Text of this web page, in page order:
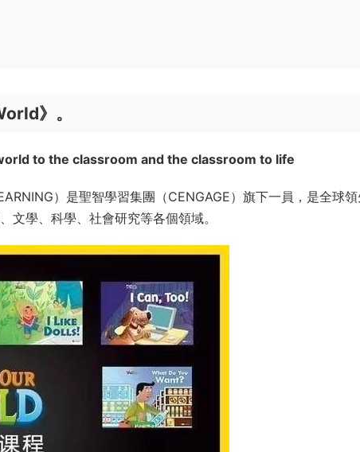
》。
to the classroom and the classroom to life
）是聖智學習集團（CENGAGE）旗下一員，是全球
文學、科學、社會研究等各個領域。